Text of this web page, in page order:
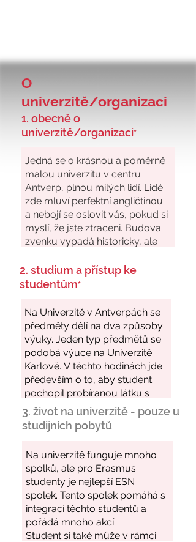
O
univerzitě/organizaci
1. obecně o
univerzitě/organizaci*
2. studium a přístup ke
studentům*
3. život na univerzitě - pouze u
studijních pobytů